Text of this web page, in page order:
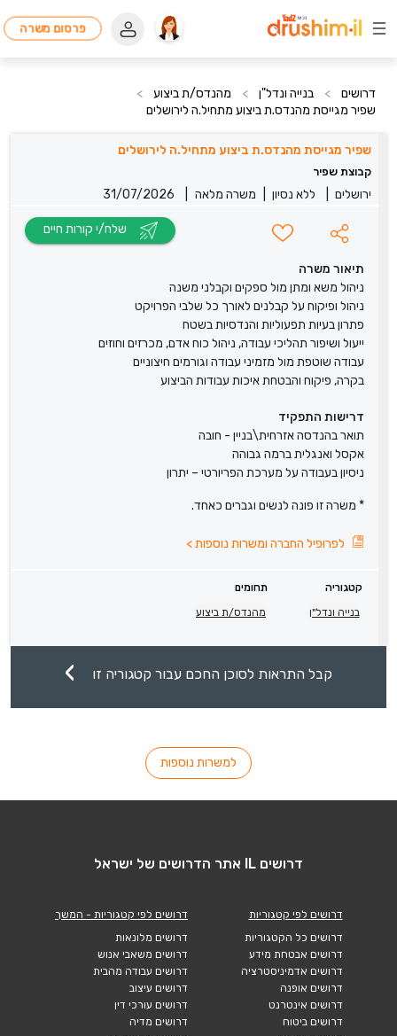
פרסום משרה
דרושים > בנייה ונדל"ן > מהנדס/ת ביצוע
>
שפיר מגייסת מהנדס.ת ביצוע מתחיל.ה לירושלים
שפיר מגייסת מהנדס.ת ביצוע מתחיל.ה לירושלים
קבוצת שפיר
ירושלים ללא נסיון משרה מלאה 31/07/2026
תיאור משרה
ניהול משא ומתן מול ספקים וקבלני משנה
ניהול ופיקוח על קבלנים לאורך כל שלבי הפרויקט
פתרון בעיות תפעוליות והנדסיות בשטח
ייעול ושיפור תהליכי עבודה, ניהול כוח אדם, מכרזים וחוזים
עבודה שוטפת מול מזמיני עבודה וגורמים חיצוניים
בקרה, פיקוח והבטחת איכות עבודות הביצוע
דרישות התפקיד
תואר בהנדסה אזרחית\בניין - חובה
אקסל ואנגלית ברמה גבוהה
ניסיון בעבודה על מערכת הפריורטי – יתרון
* משרה זו פונה לנשים וגברים כאחד.
לפרופיל החברה ומשרות נוספות>
קטגוריה
תחומים
בנייה ונדל"ן
מהנדס/ת ביצוע
קבל התראות לסוכן החכם עבור קטגוריה זו
למשרות נוספות
דרושים IL אתר הדרושים של ישראל
דרושים לפי קטגוריות
דרושים כל הקטגוריות
דרושים אבטחת מידע
דרושים אדמיניסטרציה
דרושים אופנה
דרושים אינטרנט
דרושים ביטוח
דרושים לפי קטגוריות - המשך
דרושים מלונאות
דרושים משאבי אנוש
דרושים עבודה מהבית
דרושים עיצוב
דרושים עורכי דין
דרושים מדיה